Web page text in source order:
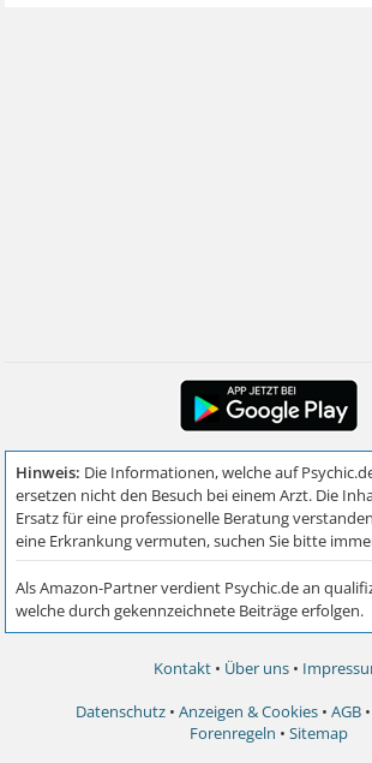
Kontakt • Über uns •
Datenschutz • Anzeigen & Cookies • AGB •
Forenregeln • Sitemap